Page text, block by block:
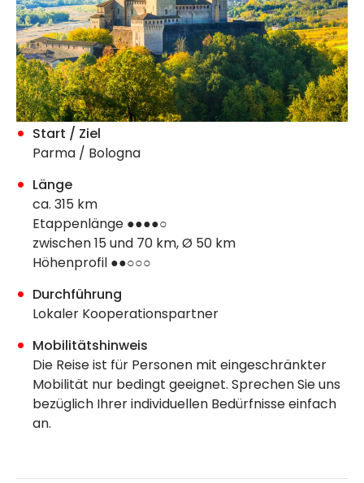
Start / Ziel
Parma / Bologna
Länge
ca. 315 km
Etappenlänge ●●●●○
zwischen 15 und 70 km, Ø 50 km
Höhenprofil ●●○○○
Durchführung
Lokaler Kooperationspartner
Mobilitätshinweis
Die Reise ist für Personen mit eingeschränkter
Mobilität nur bedingt geeignet. Sprechen Sie uns
bezüglich Ihrer individuellen Bedürfnisse einfach
an.